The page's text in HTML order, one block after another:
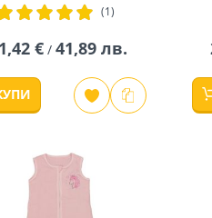
(1)
€/ 41,89 лв.